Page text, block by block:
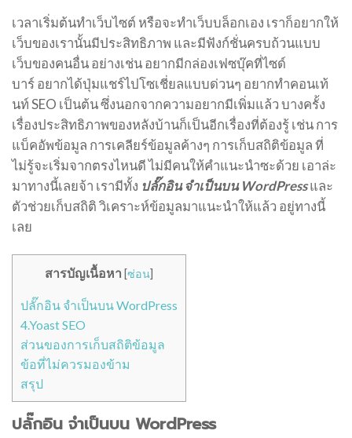
เวลาเริ่มต้นทำเว็บไซต์ หรือจะทำเว็บบล็อกเอง เราก็อยากให้
เว็บของเรานั้นมีประสิทธิภาพ และมีฟังก์ชั่นครบถ้วนแบบ
เว็บของคนอื่น อย่างเช่น อยากมีกล่องเฟซบุ๊คที่ไซด์
บาร์ อยากได้ปุ่มแชร์ไปโซเชี่ยลแบบด่วนๆ อยากทำคอนเท้
นท์ SEO เป็นต้น ซึ่งนอกจากความอยากมีเพิ่มแล้ว บางครั้ง
เรื่องประสิทธิภาพของหลังบ้านก็เป็นอีกเรื่องที่ต้องรู้ เช่น การ
แบ็คอัพข้อมูล การเคลียร์ข้อมูลค้างๆ การเก็บสถิติข้อมูล ที่
ไม่รู้จะเริ่มจากตรงไหนดี ไม่มีคนให้คำแนะนำซะด้วย เอาล่ะ
มาทางนี้เลยจ้า เรามีทั้ง ปลั๊กอิน จำเป็นบน WordPressและ
ตัวช่วยเก็บสถิติ วิเคราะห์ข้อมูลมาแนะนำให้แล้ว อยู่ทางนี้
เลย
สารบัญเนื้อหา [ซ่อน]
ปลั๊กอิน จำเป็นบน WordPress
4.Yoast SEO
ส่วนของการเก็บสถิติข้อมูล
ข้อที่ไม่ควรมองข้าม
สรุป
ปลั๊กอิน จำเป็นบน WordPress